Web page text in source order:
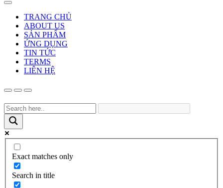
TRANG CHỦ
ABOUT US
SẢN PHẨM
ỨNG DỤNG
TIN TỨC
TERMS
LIÊN HỆ
Exact matches only
Search in title